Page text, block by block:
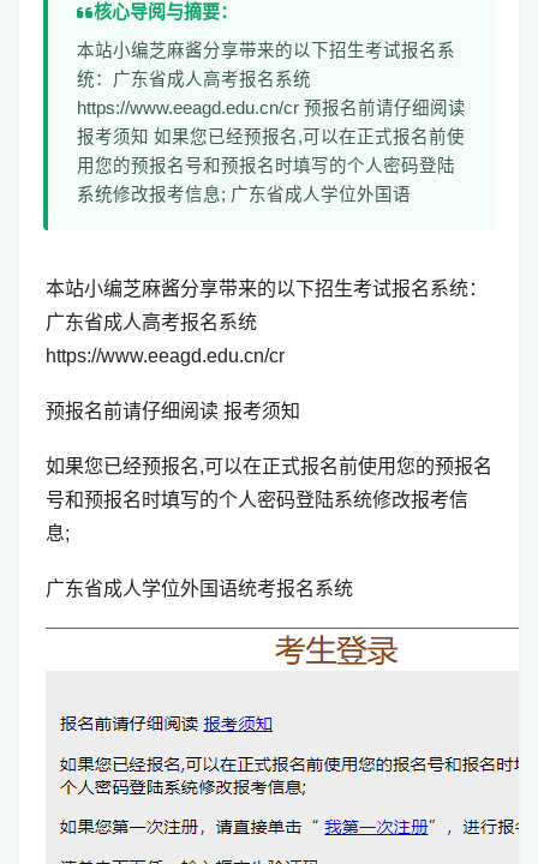
核心导阅与摘要：
本站小编芝麻酱分享带来的以下招生考试报名系
统：广东省成人高考报名系统
https://www.eeagd.edu.cn/cr 预报名前请仔细阅读
报考须知 如果您已经预报名,可以在正式报名前使
用您的预报名号和预报名时填写的个人密码登陆
系统修改报考信息; 广东省成人学位外国语
本站小编芝麻酱分享带来的以下招生考试报名系统：
广东省成人高考报名系统
https://www.eeagd.edu.cn/cr
预报名前请仔细阅读 报考须知
如果您已经预报名,可以在正式报名前使用您的预报名
号和预报名时填写的个人密码登陆系统修改报考信
息;
广东省成人学位外国语统考报名系统